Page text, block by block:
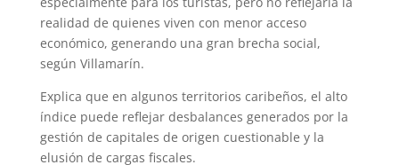
realidad de quienes viven con menor acceso
económico, generando una gran brecha social,
según Villamarín.
Explica que en algunos territorios caribeños, el alto
índice puede reflejar desbalances generados por la
gestión de capitales de origen cuestionable y la
elusión de cargas fiscales.